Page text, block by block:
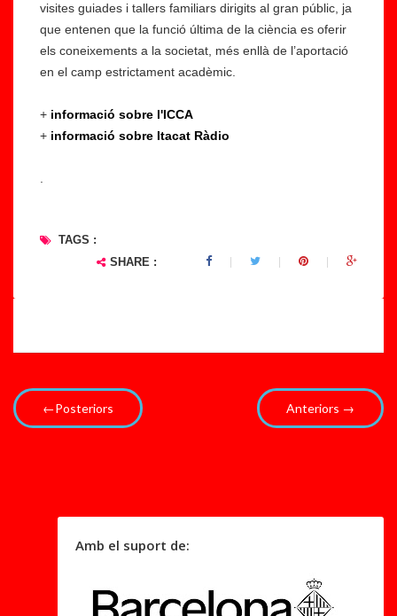
visites guiades i tallers familiars dirigits al gran públic, ja
que entenen que la funció última de la ciència es oferir
els coneixements a la societat, més enllà de l’aportació
en el camp estrictament acadèmic.
+ informació sobre l'ICCA
+ informació sobre Itacat Ràdio
TAGS :
SHARE :
←Posteriors Anteriors →
Amb el suport de: